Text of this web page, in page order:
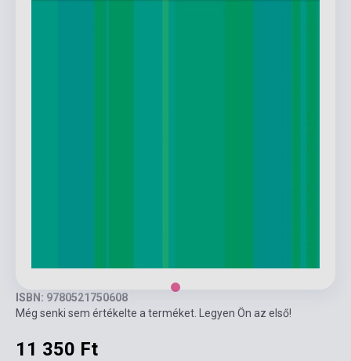
ISBN: 9780521750608
Még senki sem értékelte a terméket. Legyen Ön az első!
11 350 Ft